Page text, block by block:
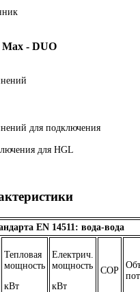
- DUO
для подключения
для HGL
EN 14511: вода-вода
Тепловая
мощность
кВт
Електрич.
мощность
кВт
COP